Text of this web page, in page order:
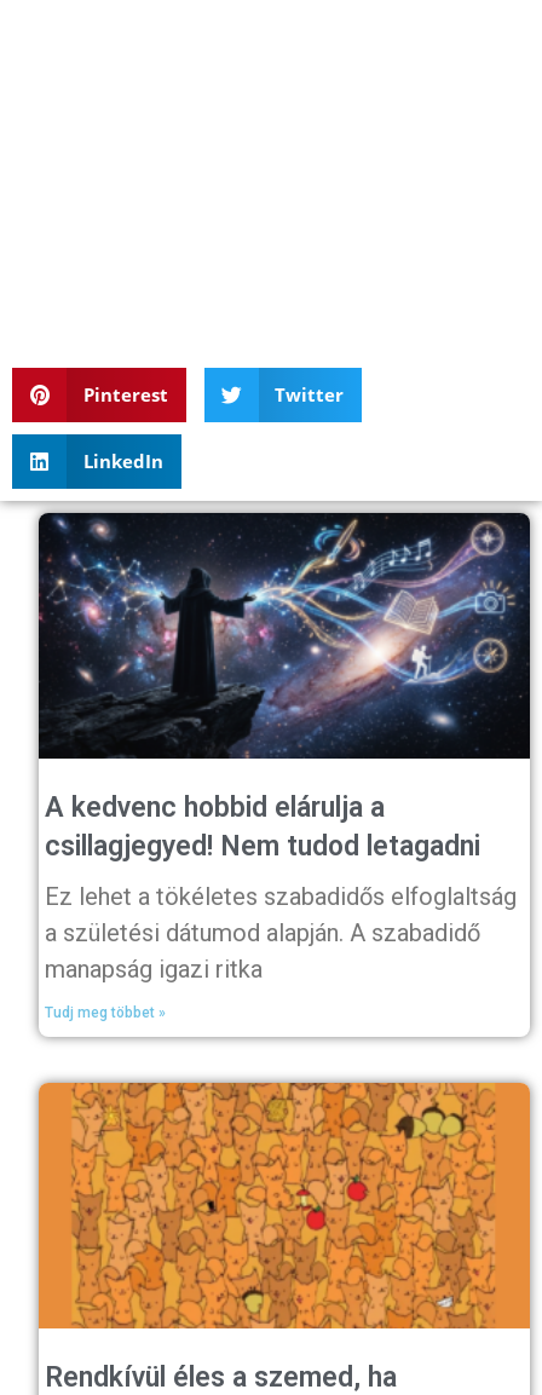
Pinterest Twitter
LinkedIn
A kedvenc hobbid elárulja a
csillagjegyed! Nem tudod letagadni
Ez lehet a tökéletes szabadidős elfoglaltság
a születési dátumod alapján. A szabadidő
manapság igazi ritka
Tudj meg többet »
Rendkívül éles a szemed, ha